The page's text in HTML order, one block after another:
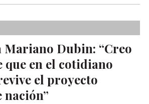
Dubin
Mariano Dubin: “Creo
que en el cotidiano
el proyecto
nación”